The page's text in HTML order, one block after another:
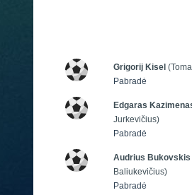
Grigorij Kisel
Pabradė
Edgaras
Jurkevičius)
Pabradė
Audrius Bukovskis
Baliukevičius)
Pabradė